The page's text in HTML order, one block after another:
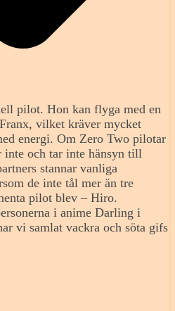
pilot. Hon kan flyga med en
vilket kräver mycket
energi. Om Zero Two pilotar
och tar inte hänsyn till
stannar vanliga
de inte tål mer än tre
pilot blev – Hiro.
i anime Darling i
vi samlat vackra och söta gifs